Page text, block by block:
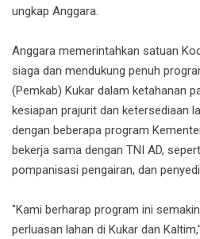
ungkap Anggara.
Anggara memerintahkan satuan
siaga dan mendukung penuh
(Pemkab) Kukar dalam ketahanan
kesiapan prajurit dan ketersediaan
dengan beberapa program
bekerja sama dengan TNI AD,
pompanisasi pengairan, dan
"Kami berharap program ini
perluasan lahan di Kukar dan